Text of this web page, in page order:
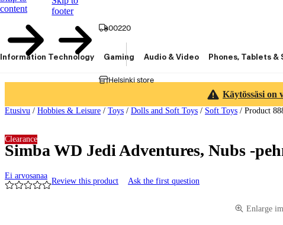
content
footer
00220
Helsinki store
Information Technology Gaming Audio & Video Phones, Tablets &
Käytössäsi on
Etusivu / Hobbies & Leisure / Toys / Dolls and Soft Toys / Soft Toys / Product
Simba WD Jedi Adventures, Nubs -
Ei arvosanaa
Review this product Ask the first question
Clearance
Enlarge